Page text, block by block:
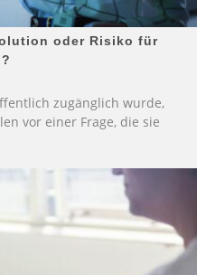
oder Risiko für
zugänglich wurde,
vor einer Frage, die sie